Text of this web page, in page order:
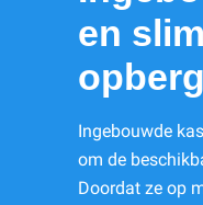
en
Ingebouwde
om de
Doordat ze op